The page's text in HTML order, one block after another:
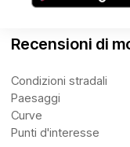
Recensioni di
Condizioni stradali
Paesaggi
Curve
Punti d'interesse